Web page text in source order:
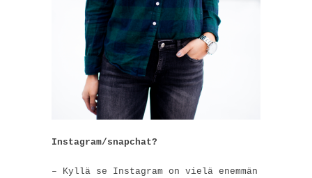
Instagram/snapchat?
– Kyllä se Instagram on vielä enemmän